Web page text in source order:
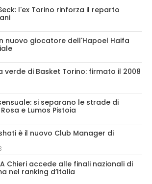
l'ex Torino rinforza il reparto
nuovo giocatore dell'Hapoel Haifa
verde di Basket Torino: firmato il 2008
si separano le strade di
e Lumos Pistoia
è il nuovo Club Manager di
Chieri accede alle finali nazionali di
nel ranking d’Italia